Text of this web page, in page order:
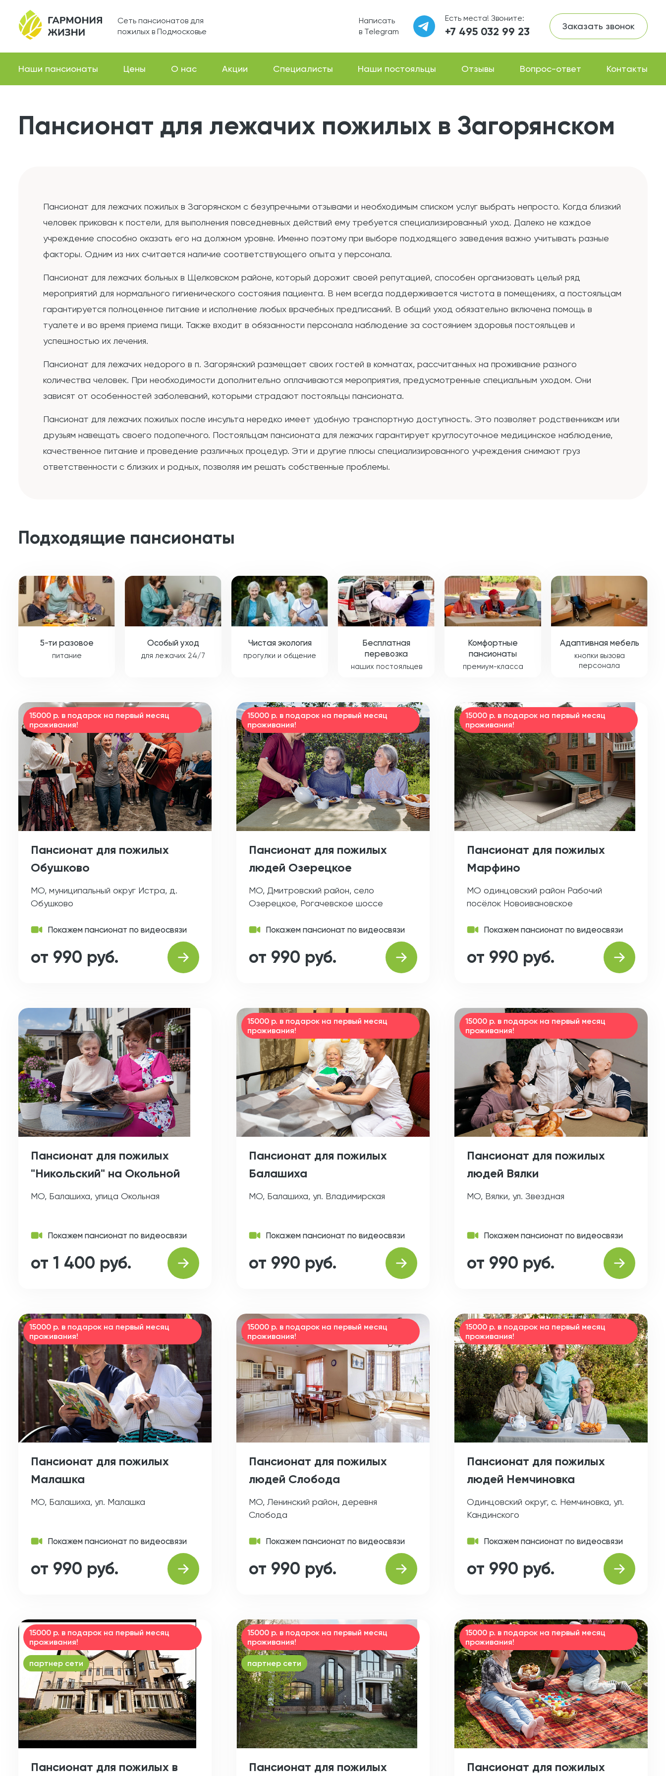
Сеть пансионатов для
пожилых в Подмосковье
Написать
в Telegram
Есть места! Звоните:
+7 495 032 99 23 Заказать звонок
Наши пансионаты Цены О нас Акции Специалисты Наши постояльцы Отзывы Вопрос-ответ Контакты
Пансионат для лежачих пожилых в Загорянском
Пансионат для лежачих пожилых в Загорянском с безупречными отзывами и необходимым списком услуг выбрать непросто. Когда близкий
человек прикован к постели, для выполнения повседневных действий ему требуется специализированный уход. Далеко не каждое
учреждение способно оказать его на должном уровне. Именно поэтому при выборе подходящего заведения важно учитывать разные
факторы. Одним из них считается наличие соответствующего опыта у персонала.
Пансионат для лежачих больных в Щелковском районе, который дорожит своей репутацией, способен организовать целый ряд
мероприятий для нормального гигиенического состояния пациента. В нем всегда поддерживается чистота в помещениях, а постояльцам
гарантируется полноценное питание и исполнение любых врачебных предписаний. В общий уход обязательно включена помощь в
туалете и во время приема пищи. Также входит в обязанности персонала наблюдение за состоянием здоровья постояльцев и
успешностью их лечения.
Пансионат для лежачих недорого в п. Загорянский размещает своих гостей в комнатах, рассчитанных на проживание разного
количества человек. При необходимости дополнительно оплачиваются мероприятия, предусмотренные специальным уходом. Они
зависят от особенностей заболеваний, которыми страдают постояльцы пансионата.
Пансионат для лежачих пожилых после инсульта нередко имеет удобную транспортную доступность. Это позволяет родственникам или
друзьям навещать своего подопечного. Постояльцам пансионата для лежачих гарантирует круглосуточное медицинское наблюдение,
качественное питание и проведение различных процедур. Эти и другие плюсы специализированного учреждения снимают груз
ответственности с близких и родных, позволяя им решать собственные проблемы.
Подходящие пансионаты
5-ти разовое
питание
Особый уход
для лежачих 24/7
Чистая экология
прогулки и общение
Бесплатная
перевозка
наших постояльцев
Комфортные
пансионаты
премиум-класса
Адаптивная мебель
кнопки вызова
персонала
15000 р. в подарок на первый месяц
проживания!
Пансионат для пожилых
Обушково
МО, муниципальный округ Истра, д.
Обушково
Покажем пансионат по видеосвязи
от 990 руб.
15000 р. в подарок на первый месяц
проживания!
Пансионат для пожилых
людей Озерецкое
МО, Дмитровский район, село
Озерецкое, Рогачевское шоссе
Покажем пансионат по видеосвязи
от 990 руб.
15000 р. в подарок на первый месяц
проживания!
Пансионат для пожилых
Марфино
МО одинцовский район Рабочий
посёлок Новоивановское
Покажем пансионат по видеосвязи
от 990 руб.
Пансионат для пожилых
"Никольский" на Окольной
МО, Балашиха, улица Окольная
Покажем пансионат по видеосвязи
от 1 400 руб.
15000 р. в подарок на первый месяц
проживания!
Пансионат для пожилых
Балашиха
МО, Балашиха, ул. Владимирская
Покажем пансионат по видеосвязи
от 990 руб.
15000 р. в подарок на первый месяц
проживания!
Пансионат для пожилых
людей Вялки
МО, Вялки, ул. Звездная
Покажем пансионат по видеосвязи
от 990 руб.
15000 р. в подарок на первый месяц
проживания!
Пансионат для пожилых
Малашка
МО, Балашиха, ул. Малашка
Покажем пансионат по видеосвязи
от 990 руб.
15000 р. в подарок на первый месяц
проживания!
Пансионат для пожилых
людей Слобода
МО, Ленинский район, деревня
Слобода
Покажем пансионат по видеосвязи
от 990 руб.
15000 р. в подарок на первый месяц
проживания!
Пансионат для пожилых
людей Немчиновка
Одинцовский округ, с. Немчиновка, ул.
Кандинского
Покажем пансионат по видеосвязи
от 990 руб.
15000 р. в подарок на первый месяц
проживания!
партнер сети
Пансионат для пожилых в
15000 р. в подарок на первый месяц
проживания!
партнер сети
Пансионат для пожилых
15000 р. в подарок на первый месяц
проживания!
Пансионат для пожилых